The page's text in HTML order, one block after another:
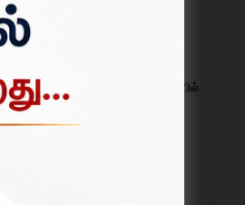
மதன்ராஜா ஆய்வு; ரூ.19.20 கோடி
பணிகள் பார்வை.
தருமபுரி அருகே தனியார் கல்லூரியில்
போதை ஒழிப்பு விழிப்புணர்வு
போட்டிகள்; மாணவர்கள் உற்சாக